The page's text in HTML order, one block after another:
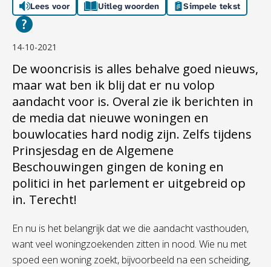
Lees voor Uitleg woorden Simpele tekst
14-10-2021
De wooncrisis is alles behalve goed nieuws,
maar wat ben ik blij dat er nu volop
aandacht voor is. Overal zie ik berichten in
de media dat nieuwe woningen en
bouwlocaties hard nodig zijn. Zelfs tijdens
Prinsjesdag en de Algemene
Beschouwingen gingen de koning en
politici in het parlement er uitgebreid op
in. Terecht!
En nu is het belangrijk dat we die aandacht vasthouden,
want veel woningzoekenden zitten in nood. Wie nu met
spoed een woning zoekt, bijvoorbeeld na een scheiding,